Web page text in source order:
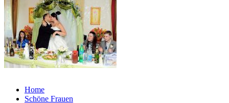
Home
Schöne Frauen